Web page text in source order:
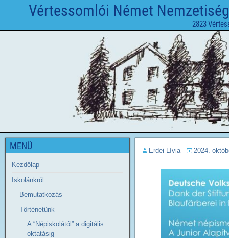
Vértessomlói Német
2823
Erdei Lívia 2024.
MENÜ
Kezdőlap
Iskolánkról
Bemutatkozás
Történetünk
A “Népiskolától” a digitális
oktatásig